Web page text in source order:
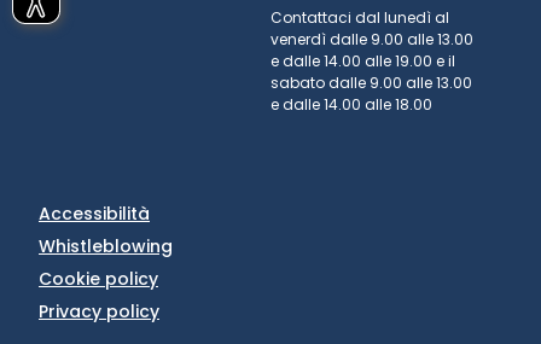
Contattaci dal lunedì al
venerdì dalle 9.00 alle 13.00
e dalle 14.00 alle 19.00 e il
sabato dalle 9.00 alle 13.00
e dalle 14.00 alle 18.00
Accessibilità
Whistleblowing
Cookie policy
Privacy policy